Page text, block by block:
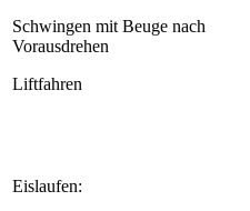
Schwingen mit Beuge nach
Vorausdrehen
Liftfahren
Eislaufen: